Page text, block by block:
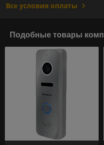
Все условия оплаты
Подобные товары